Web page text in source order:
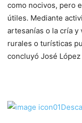
como nocivos, pero
útiles. Mediante
artesanías o la cría y
rurales o turísticas
concluyó José López